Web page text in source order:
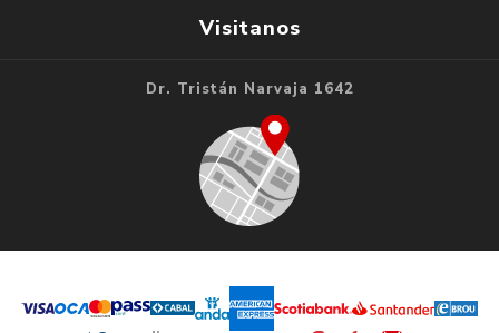
Visitanos
Dr. Tristán Narvaja 1642